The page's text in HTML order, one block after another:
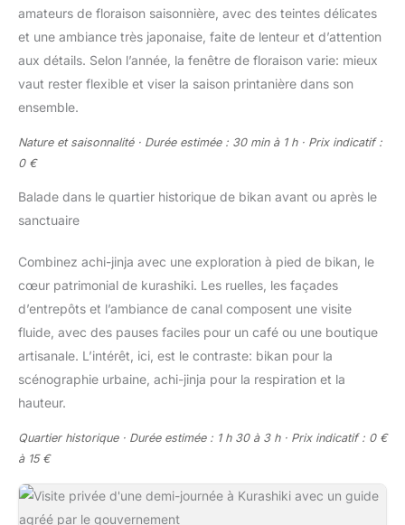
amateurs de floraison saisonnière, avec des teintes délicates
et une ambiance très japonaise, faite de lenteur et d’attention
aux détails. Selon l’année, la fenêtre de floraison varie: mieux
vaut rester flexible et viser la saison printanière dans son
ensemble.
Nature et saisonnalité · Durée estimée : 30 min à 1 h · Prix indicatif :
0 €
Balade dans le quartier historique de bikan avant ou après le
sanctuaire
Combinez achi-jinja avec une exploration à pied de bikan, le
cœur patrimonial de kurashiki. Les ruelles, les façades
d’entrepôts et l’ambiance de canal composent une visite
fluide, avec des pauses faciles pour un café ou une boutique
artisanale. L’intérêt, ici, est le contraste: bikan pour la
scénographie urbaine, achi-jinja pour la respiration et la
hauteur.
Quartier historique · Durée estimée : 1 h 30 à 3 h · Prix indicatif : 0 €
à 15 €